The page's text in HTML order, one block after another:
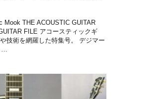
Mook THE ACOUSTIC GUITAR
FILE アコースティックギ
技術を網羅した特集号。 デジマー